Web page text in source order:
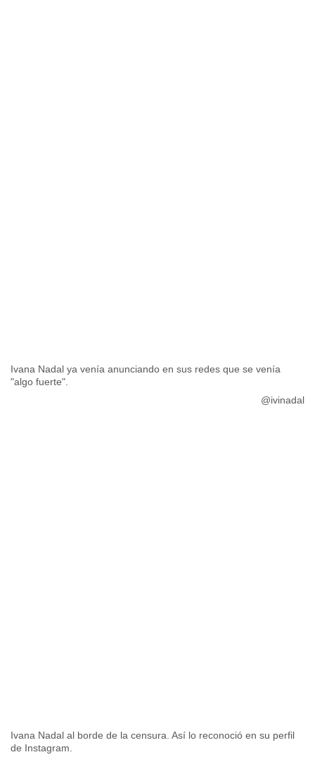
Ivana Nadal ya venía anunciando en sus redes que se venía
"algo fuerte".
@ivinadal
Ivana Nadal al borde de la censura. Así lo reconoció en su perfil
de Instagram.